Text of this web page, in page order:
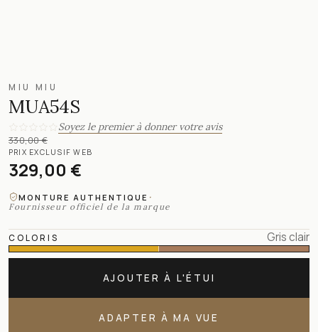
MIU MIU
MUA54S
Soyez le premier à donner votre avis
330,00 €
PRIX EXCLUSIF WEB
329,00 €
MONTURE AUTHENTIQUE ·
Fournisseur officiel de la marque
COLORIS Gris clair
AJOUTER À L'ÉTUI
ADAPTER À MA VUE